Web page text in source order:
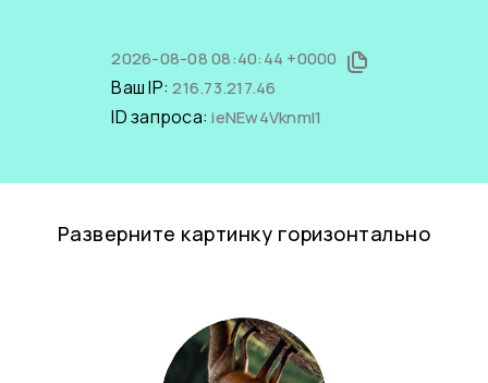
2026-08-08 08:40:44 +0000
Ваш IP:216.73.217.46
ID запроса:ieNEw4VknmI1
Разверните картинку горизонтально